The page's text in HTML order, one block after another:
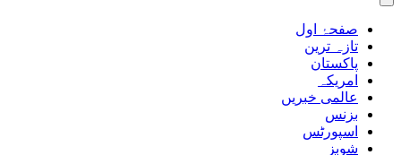
صفحۂ اول
تازہ ترین
پاکستان
امریکہ
عالمی خبریں
بزنس
اسپورٹس
شوبز